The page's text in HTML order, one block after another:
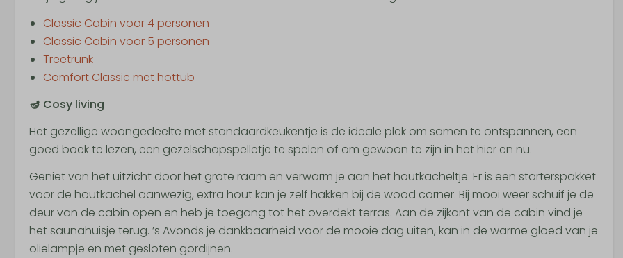
Classic Cabin voor 4 personen
Classic Cabin voor 5 personen
Treetrunk
Comfort Classic met hottub
🪔 Cosy living
Het gezellige woongedeelte met standaardkeukentje is de ideale plek om samen te ontspannen, een
goed boek te lezen, een gezelschapspelletje te spelen of om gewoon te zijn in het hier en nu.
Geniet van het uitzicht door het grote raam en verwarm je aan het houtkacheltje. Er is een starterspakket
voor de houtkachel aanwezig, extra hout kan je zelf hakken bij de wood corner. Bij mooi weer schuif je de
deur van de cabin open en heb je toegang tot het overdekt terras. Aan de zijkant van de cabin vind je
het saunahuisje terug. ’s Avonds je dankbaarheid voor de mooie dag uiten, kan in de warme gloed van je
olielampje en met gesloten gordijnen.